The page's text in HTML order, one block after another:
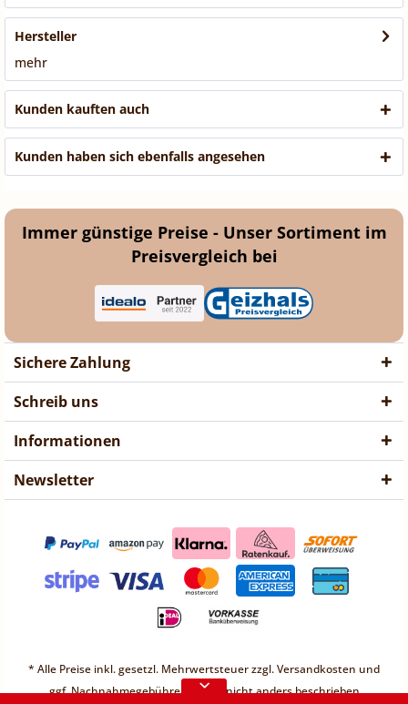
Vorübergehend sind keine
Bestellungen möglich.
Hersteller
mehr
Kunden kauften auch
Kunden haben sich ebenfalls angesehen
Immer günstige Preise - Unser Sortiment im
Preisvergleich bei
Sichere Zahlung
Schreib uns
Informationen
Newsletter
* Alle Preise inkl. gesetzl. Mehrwertsteuer zzgl.Versandkosten und
ggf. Nachnahmegebühren, wenn nicht anders beschrieben